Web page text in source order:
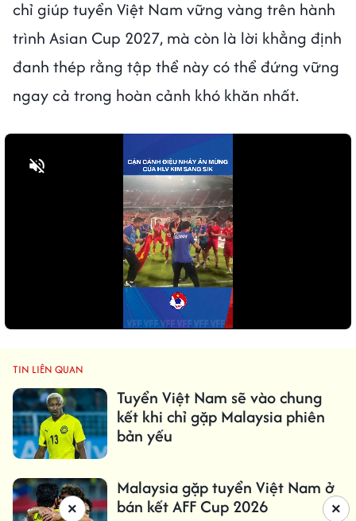
chỉ giúp tuyển Việt Nam vững vàng trên hành
trình Asian Cup 2027, mà còn là lời khẳng định
đanh thép rằng tập thể này có thể đứng vững
ngay cả trong hoàn cảnh khó khăn nhất.
TIN LIÊN QUAN
Tuyển Việt Nam sẽ vào chung
kết khi chỉ gặp Malaysia phiên
bản yếu
Malaysia gặp tuyển Việt Nam ở
bán kết AFF Cup 2026
×
×